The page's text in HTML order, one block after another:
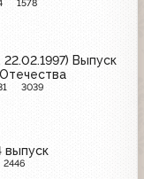
1578
Выпуск
3039
выпуск
2446